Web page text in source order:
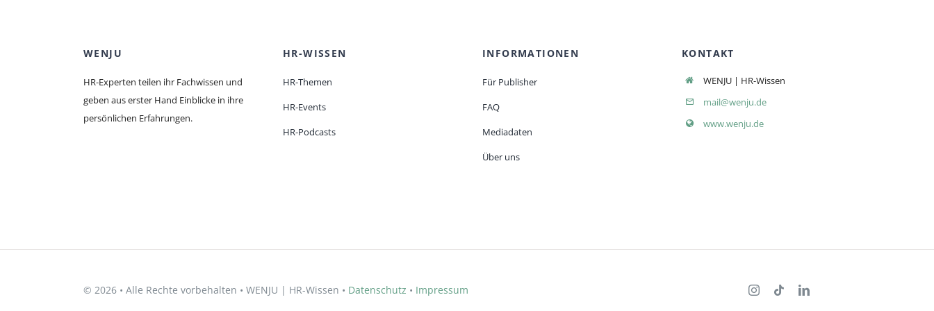
WENJU
HR-Experten teilen ihr Fachwissen und
geben aus erster Hand Einblicke in ihre
persönlichen Erfahrungen.
HR-WISSEN
HR-Themen
HR-Events
HR-Podcasts
INFORMATIONEN
Für Publisher
FAQ
Mediadaten
Über uns
KONTAKT
WENJU | HR-Wissen
mail@wenju.de
www.wenju.de
© 2026 • Alle Rechte vorbehalten • WENJU | HR-Wissen • Datenschutz • Impressum